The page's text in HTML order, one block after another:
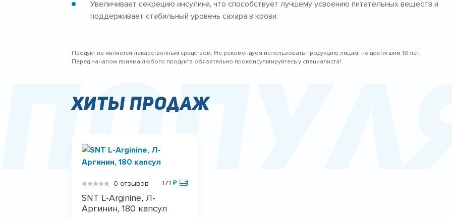
Увеличивает секрецию инсулина, что способствует лучшему усвоению питательных веществ и
поддерживает стабильный уровень сахара в крови.
Продукт не является лекарственным средством. Не рекомендуем использовать продукцию лицам, не достигшим 18 лет.
Перед началом приема любого продукта обязательно проконсультируйтесь у специалиста!
Хиты продаж
0 отзывов 171 ₽
SNT L-Arginine, Л-
Аргинин, 180 капсул